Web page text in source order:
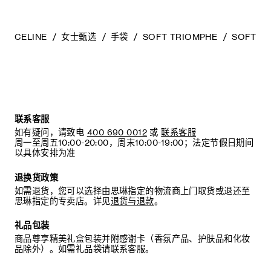
CELINE 女士甄选 手袋 SOFT TRIOMPHE SOFT
联系客服
如有疑问，请致电 400 690 0012 或 联系客服
周一至周五10:00-20:00，周末10:00-19:00；法定节假日期间
以具体安排为准
退换货政策
如需退货，您可以选择由思琳指定的物流商上门取货或退还至
思琳指定的专卖店。详见退货与退款。
礼品包装
商品尊享精美礼盒包装并附感谢卡（香氛产品、护肤品和化妆
品除外）。如需礼品袋请联系客服。